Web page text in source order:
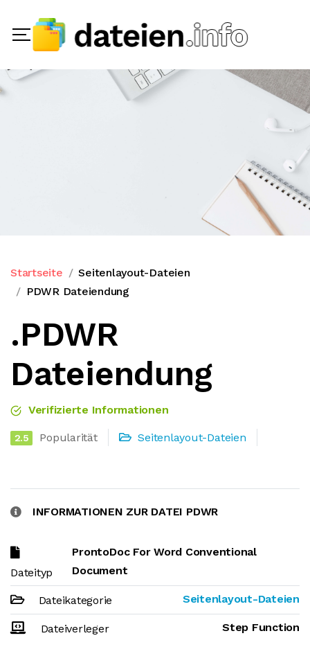
Startseite
Seitenlayout-Dateien
PDWR Dateiendung
.PDWR
Dateiendung
Verifizierte Informationen
2.5 Popularität Seitenlayout-Dateien
INFORMATIONEN ZUR DATEI PDWR
Dateityp
ProntoDoc For Word Conventional
Document
Dateikategorie Seitenlayout-Dateien
Dateiverleger Step Function